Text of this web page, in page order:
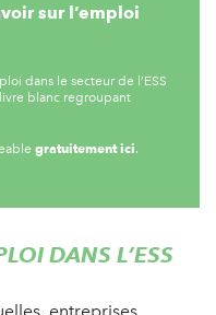
sur l’emploi
dans le secteur de l’ESS
blanc regroupant
gratuitement ici.
DANS L’ESS
entreprises